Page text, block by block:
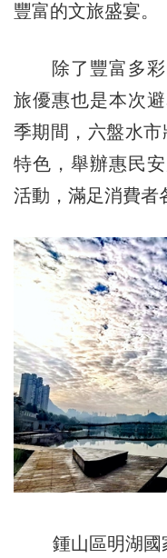
豐富的文旅盛宴。
除了豐富多彩
旅優惠也是本次
季期間，六盤水市
特色，舉辦惠民
活動，滿足消費者
鍾山區明湖